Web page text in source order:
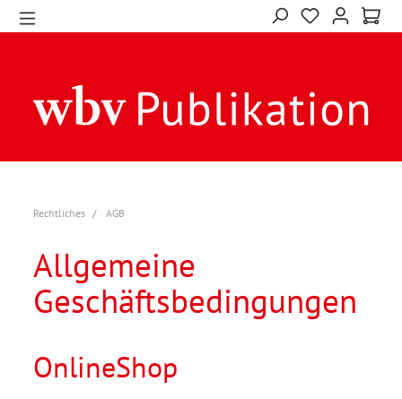
Rechtliches AGB
Allgemeine
Geschäftsbedingungen
OnlineShop